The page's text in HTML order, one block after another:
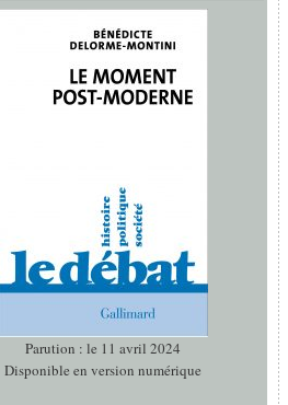
Parution : le 11 avril 2024
Disponible en version numérique